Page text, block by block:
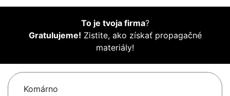
To je tvoja firma?
Gratulujeme! Zistite, ako získať propagačné
materiály!
Komárno